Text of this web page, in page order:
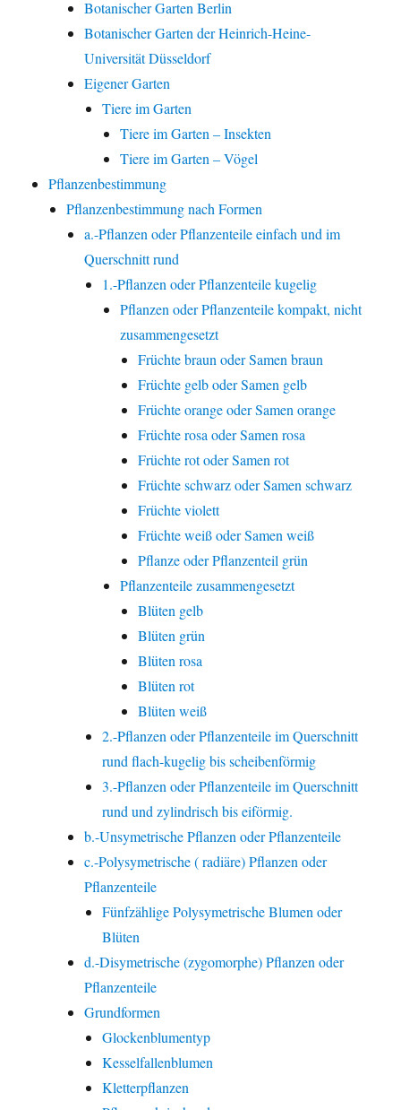
Botanischer Garten Berlin
Botanischer Garten der Heinrich-Heine-
Universität Düsseldorf
Eigener Garten
Tiere im Garten
Tiere im Garten – Insekten
Tiere im Garten – Vögel
Pflanzenbestimmung
Pflanzenbestimmung nach Formen
a.-Pflanzen oder Pflanzenteile einfach und im
Querschnitt rund
1.-Pflanzen oder Pflanzenteile kugelig
Pflanzen oder Pflanzenteile kompakt, nicht
zusammengesetzt
Früchte braun oder Samen braun
Früchte gelb oder Samen gelb
Früchte orange oder Samen orange
Früchte rosa oder Samen rosa
Früchte rot oder Samen rot
Früchte schwarz oder Samen schwarz
Früchte violett
Früchte weiß oder Samen weiß
Pflanze oder Pflanzenteil grün
Pflanzenteile zusammengesetzt
Blüten gelb
Blüten grün
Blüten rosa
Blüten rot
Blüten weiß
2.-Pflanzen oder Pflanzenteile im Querschnitt
rund flach-kugelig bis scheibenförmig
3.-Pflanzen oder Pflanzenteile im Querschnitt
rund und zylindrisch bis eiförmig.
b.-Unsymetrische Pflanzen oder Pflanzenteile
c.-Polysymetrische ( radiäre) Pflanzen oder
Pflanzenteile
Fünfzählige Polysymetrische Blumen oder
Blüten
d.-Disymetrische (zygomorphe) Pflanzen oder
Pflanzenteile
Grundformen
Glockenblumentyp
Kesselfallenblumen
Kletterpflanzen